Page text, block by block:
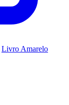
Livro Amarelo